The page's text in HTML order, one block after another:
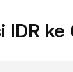
IDR